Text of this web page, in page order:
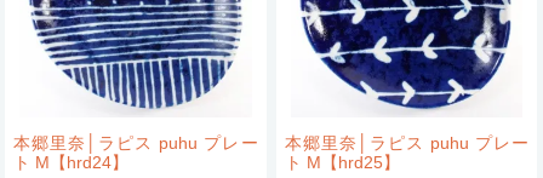
本郷里奈│ラピス puhu プレー
ト M【hrd24】
本郷里奈│ラピス puhu プレー
ト M【hrd25】